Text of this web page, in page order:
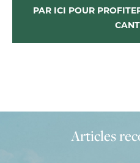
PAR ICI POUR
Articles